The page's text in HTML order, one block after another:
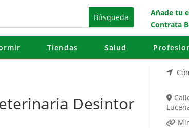
Añade tu
Contrata
Tiendas Salud
Desintor